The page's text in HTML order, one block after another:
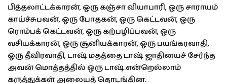
பித்தலாட்டக்காரன், ஒரு கஞ்சா வியாபாரி, ஒரு சாராயம்
காய்ச்சுபவன், ஒரு போதகன், ஒரு கெட்டவன், ஒரு
ரொம்பக் கெட்டவன், ஒரு கற்பழிப்பவன், ஒரு
வசியக்காரன், ஒரு சூனியக்காரன், ஒரு பயங்கரவாதி,
ஒரு தீவிரவாதி, டாஷ் மதத்தை டாஷ் ஜாதியைச் சேர்ந்த
அவன் மொத்தத்தில் ஒரு டாஷ்.என்றெல்லாம்
கருத்துக்கள் அலையத் தொடங்கின.